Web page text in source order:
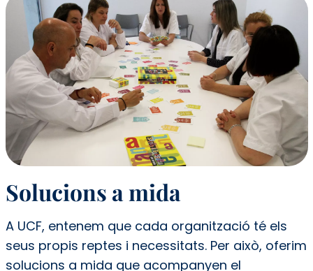
Solucions a mida
A UCF, entenem que cada organització té els
seus propis reptes i necessitats. Per això, oferim
solucions a mida que acompanyen el